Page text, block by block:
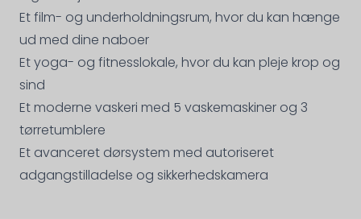
Et film- og underholdningsrum, hvor du kan hænge
ud med dine naboer
Et yoga- og fitnesslokale, hvor du kan pleje krop og
sind
Et moderne vaskeri med 5 vaskemaskiner og 3
tørretumblere
Et avanceret dørsystem med autoriseret
adgangstilladelse og sikkerhedskamera